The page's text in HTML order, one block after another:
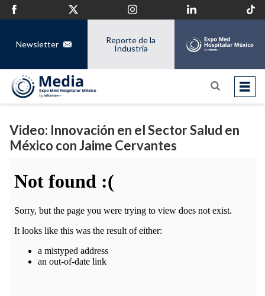
Newsletter
Reporte de la
Industria
Video: Innovación en el Sector Salud en
México con Jaime Cervantes